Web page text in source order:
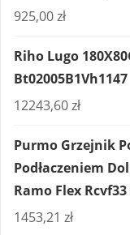
925,00zł
Riho Lugo
Bt02005B1Vh1147
12243,60zł
Purmo Grzejnik
Podłaczeniem
Ramo Flex Rcvf33
1453,21 zł